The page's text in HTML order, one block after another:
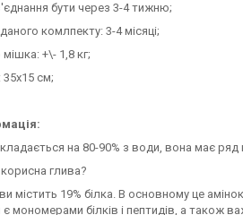
бути через 3-4 тижню;
комлпекту: 3-4 місяці;
+\- 1,8 кг;
см;
на 80-90% з води, вона має
глива?
містить 19% білка. В основному це
є мономерами білків і пептидів, а також